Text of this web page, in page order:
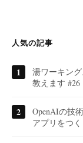
人気の記事
湯ワーキン
教えます #26
OpenAIの技
アプリをつ